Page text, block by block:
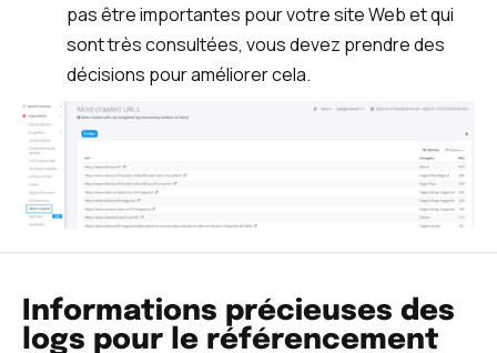
pas être importantes pour votre site Web et qui
sont très consultées, vous devez prendre des
décisions pour améliorer cela.
Informations précieuses des
logs pour le référencement